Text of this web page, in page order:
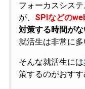
フォーカスシス
が、 SPIなどの
対策する時間が
就活生は非常に多
そんな就活生には
策するのがおすす